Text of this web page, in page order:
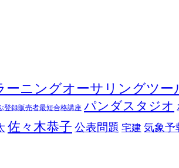
ーニングオーサリングツー
登録販売者最短合格講座 パンダスタジオ
佐々木恭子 公表問題 宅建 気象予